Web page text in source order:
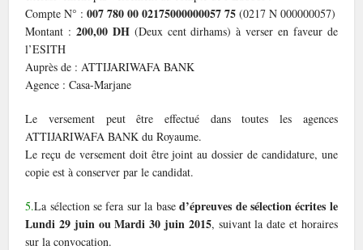
Compte N° :007 780 00 02175000000057 75 (0217 N 000000057)
Montant : 200,00 DH(Deux cent dirhams) à verser en faveur de
l’ESITH
Auprès de : ATTIJARIWAFA BANK
Agence : Casa-Marjane
Le versement peut être effectué dans toutes les agences
ATTIJARIWAFA BANK du Royaume.
Le reçu de versement doit être joint au dossier de candidature, une
copie est à conserver par le candidat.
5.La sélection se fera sur la based’épreuves de sélection écrites le
Lundi 29 juin ou Mardi 30 juin 2015, suivant la date et horaires
sur la convocation.